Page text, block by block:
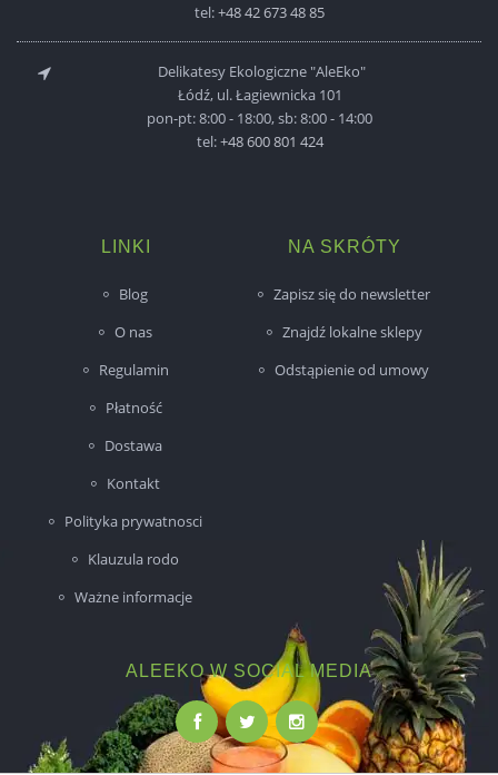
tel:+48 42 673 48 85
Delikatesy Ekologiczne "AleEko"
Łódź, ul. Łagiewnicka 101
pon-pt: 8:00 - 18:00, sb: 8:00 - 14:00
tel:+48 600 801 424
LINKI
Blog
O nas
Regulamin
Płatność
Dostawa
Kontakt
Polityka prywatnosci
Klauzula rodo
Ważne informacje
NA SKRÓTY
Zapisz się do newsletter
Znajdź lokalne sklepy
Odstąpienie od umowy
ALEEKO W SOCIAL MEDIA